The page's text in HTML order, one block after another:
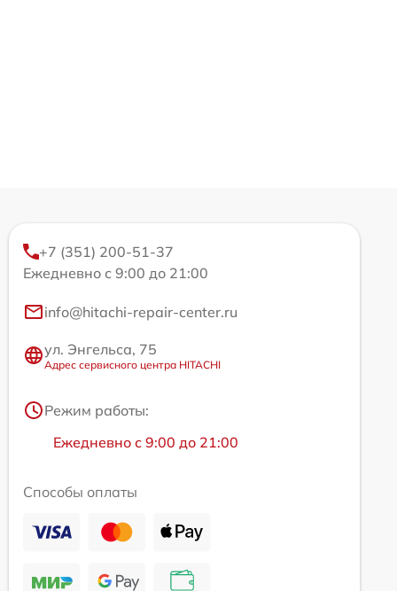
+7 (351) 200-51-37
Ежедневно с 9:00 до 21:00
info@hitachi-repair-center.ru
ул. Энгельса, 75
Адрес сервисного центра HITACHI
Режим работы:
Ежедневно с 9:00 до 21:00
Способы оплаты